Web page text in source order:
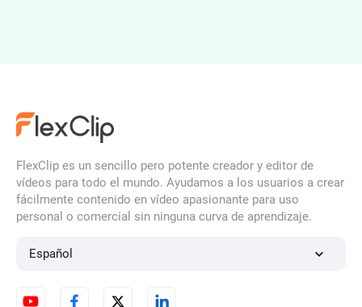
FlexClip es un sencillo pero potente creador y editor de
vídeos para todo el mundo. Ayudamos a los usuarios a crear
fácilmente contenido en vídeo apasionante para uso
personal o comercial sin ninguna curva de aprendizaje.
Español